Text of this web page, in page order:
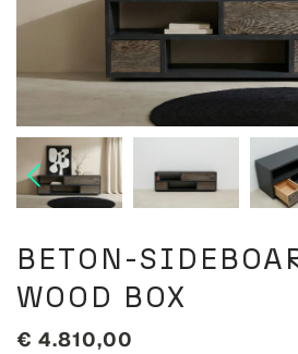
BETON-
WOOD BOX
€ 4.810,00